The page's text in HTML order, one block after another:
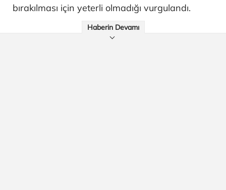
bırakılması için yeterli olmadığı vurgulandı.
Haberin Devamı